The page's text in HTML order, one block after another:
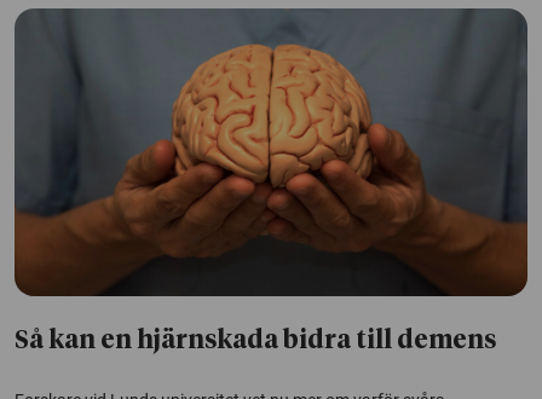
Så kan en hjärnskada bidra till demens